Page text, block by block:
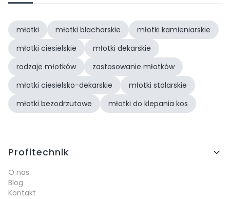
młotki młotki blacharskie
młotki kamieniarskie
młotki ciesielskie
młotki dekarskie
rodzaje młotków
zastosowanie młotków
młotki ciesielsko-dekarskie
młotki stolarskie
młotki bezodrzutowe
młotki do klepania kos
Linki w stopce
Profitechnik
O nas
Blog
Kontakt